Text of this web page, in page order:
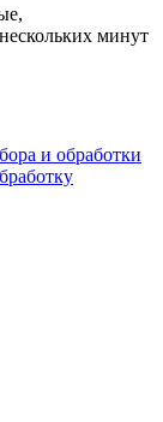
минут
и обработки